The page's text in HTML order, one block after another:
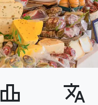
leaderboard translate